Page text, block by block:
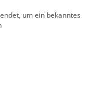
um ein bekanntes